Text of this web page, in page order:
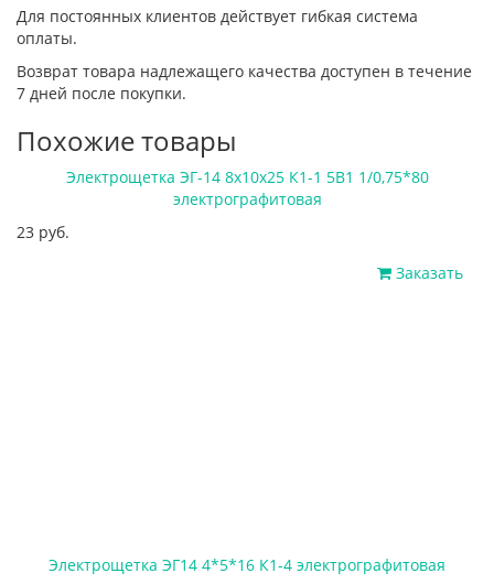
Для постоянных клиентов действует гибкая система
оплаты.
Возврат товара надлежащего качества доступен в течение
7 дней после покупки.
Похожие товары
Электрощетка ЭГ-14 8х10х25 К1-1 5В1 1/0,75*80
электрографитовая
23 руб.
Заказать
Электрощетка ЭГ14 4*5*16 К1-4 электрографитовая